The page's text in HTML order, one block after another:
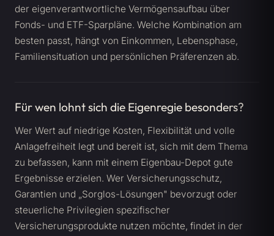
der eigenverantwortliche Vermögensaufbau über
Fonds- und ETF-Sparpläne. Welche Kombination am
besten passt, hängt von Einkommen, Lebensphase,
Familiensituation und persönlichen Präferenzen ab.
Für wen lohnt sich die Eigenregie besonders?
Wer Wert auf niedrige Kosten, Flexibilität und volle
Anlagefreiheit legt und bereit ist, sich mit dem Thema
zu befassen, kann mit einem Eigenbau-Depot gute
Ergebnisse erzielen. Wer Versicherungsschutz,
Garantien und „Sorglos-Lösungen" bevorzugt oder
steuerliche Privilegien spezifischer
Versicherungsprodukte nutzen möchte, findet in der